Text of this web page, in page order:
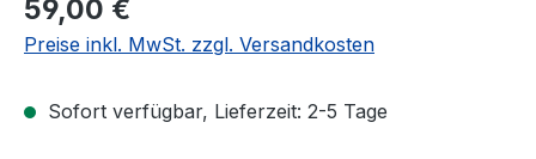
59,00 €
Preise inkl. MwSt. zzgl. Versandkosten
Sofort verfügbar, Lieferzeit: 2-5 Tage